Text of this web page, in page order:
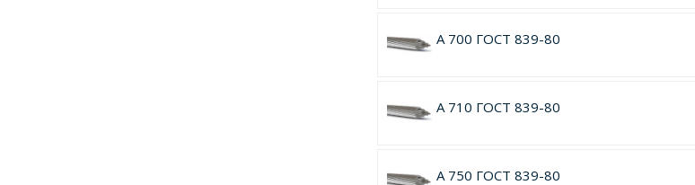
А 700 ГОСТ 839-80
А 710 ГОСТ 839-80
А 750 ГОСТ 839-80